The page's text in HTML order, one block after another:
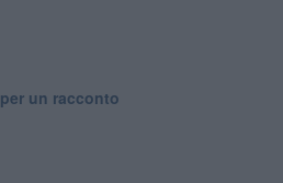
un racconto